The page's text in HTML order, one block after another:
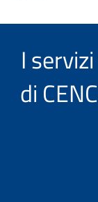
I
di